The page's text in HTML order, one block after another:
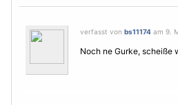
verfasst von bs11174 am 9.
Noch ne Gurke, scheiße